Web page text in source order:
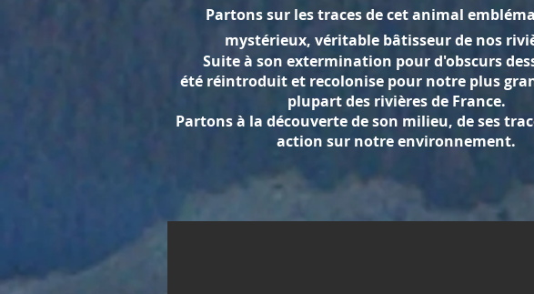
Partons sur les traces de cet animal
mystérieux, véritable bâtisseur de nos
Suite à son extermination pour d'obscurs
été réintroduit et recolonise pour notre plus
plupart des rivières de France.
Partons à la découverte de son milieu, de ses
action sur notre environnement.